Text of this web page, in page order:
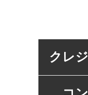
クレ